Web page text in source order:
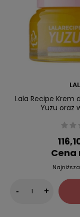
Lala Recipe Krem
Yuzu oraz
Cena
- +